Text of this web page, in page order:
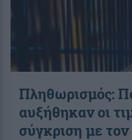
Πληθωρισμός:
αυξήθηκαν οι
σύγκριση με τον